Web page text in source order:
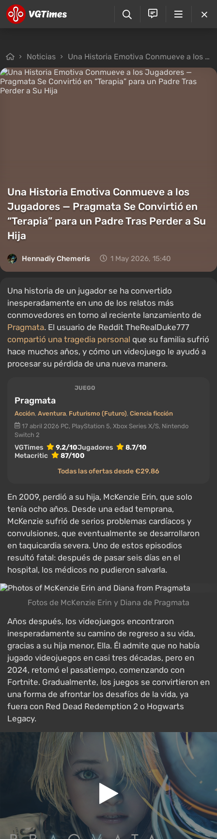
Noticias Una Historia Emotiva Conmueve a los Jugadores — Pragmata Se Convirtió en “Terapia” para un Padre Tras Perder a Su Hija
Una Historia Emotiva Conmueve a los
Jugadores — Pragmata Se Convirtió en
“Terapia” para un Padre Tras Perder a Su
Hija
Hennadiy Chemеris 1 May 2026, 15:40
Una historia de un jugador se ha convertido
inesperadamente en uno de los relatos más
conmovedores en torno al reciente lanzamiento de
Pragmata. El usuario de Reddit TheRealDuke777
compartió una tragedia personal que su familia sufrió
hace muchos años, y cómo un videojuego le ayudó a
procesar su pérdida de una nueva manera.
JUEGO
Pragmata
Acción, Aventura, Futurismo (Futuro), Ciencia ficción
17 abril 2026 PC, PlayStation 5, Xbox Series X/S, Nintendo
Switch 2
VGTimes 9.2/10Jugadores
8.7/10
Metacritic
87/100
Todas las ofertas desde €29.86
En 2009, perdió a su hija, McKenzie Erin, que solo
tenía ocho años. Desde una edad temprana,
McKenzie sufrió de serios problemas cardíacos y
convulsiones, que eventualmente se desarrollaron
en taquicardia severa. Uno de estos episodios
resultó fatal: después de pasar seis días en el
hospital, los médicos no pudieron salvarla.
Fotos de McKenzie Erin y Diana de Pragmata
Años después, los videojuegos encontraron
inesperadamente su camino de regreso a su vida,
gracias a su hija menor, Ella. Él admite que no había
jugado videojuegos en casi tres décadas, pero en
2024, retomó el pasatiempo, comenzando con
Fortnite. Gradualmente, los juegos se convirtieron en
una forma de afrontar los desafíos de la vida, ya
fuera con Red Dead Redemption 2 o Hogwarts
Legacy.